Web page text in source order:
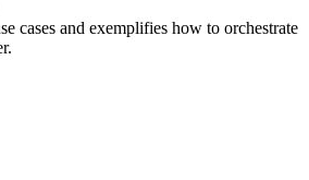
cases and exemplifies how to orchestrate